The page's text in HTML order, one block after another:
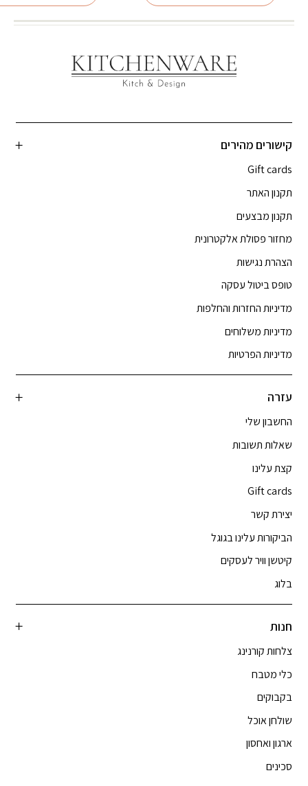
קישורים מהירים
Gift cards
תקנון האתר
תקנון מבצעים
מחזור פסולת אלקטרונית
הצהרת נגישות
טופס ביטול עסקה
מדיניות החזרות והחלפות
מדיניות משלוחים
מדיניות הפרטיות
עזרה
החשבון שלי
שאלות תשובות
קצת עלינו
Gift cards
יצירת קשר
הביקורות עלינו בגוגל
קיטשן וויר לעסקים
בלוג
חנות
צלחות קורנינג
כלי מטבח
בקבוקים
שולחן אוכל
ארגון ואחסון
סכינים